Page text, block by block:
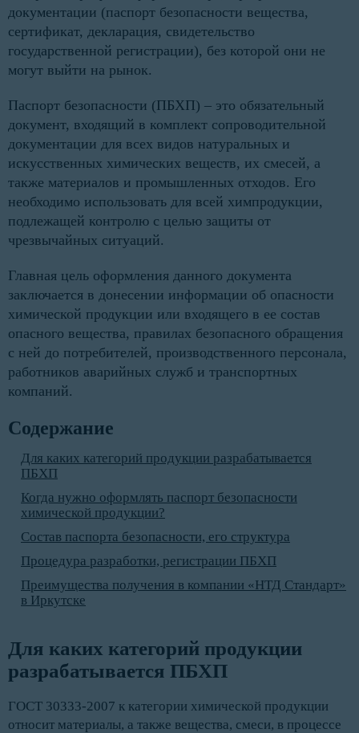
документации (паспорт безопасности вещества,
сертификат, декларация, свидетельство
государственной регистрации), без которой они не
могут выйти на рынок.
Паспорт безопасности (ПБХП) – это обязательный
документ, входящий в комплект сопроводительной
документации для всех видов натуральных и
искусственных химических веществ, их смесей, а
также материалов и промышленных отходов. Его
необходимо использовать для всей химпродукции,
подлежащей контролю с целью защиты от
чрезвычайных ситуаций.
Главная цель оформления данного документа
заключается в донесении информации об опасности
химической продукции или входящего в ее состав
опасного вещества, правилах безопасного обращения
с ней до потребителей, производственного персонала,
работников аварийных служб и транспортных
компаний.
Содержание
Для каких категорий продукции разрабатывается
ПБХП
Когда нужно оформлять паспорт безопасности
химической продукции?
Состав паспорта безопасности, его структура
Процедура разработки, регистрации ПБХП
Преимущества получения в компании «НТД Стандарт»
в Иркутске
Для каких категорий продукции
разрабатывается ПБХП
ГОСТ 30333-2007 к категории химической продукции
относит материалы, а также вещества, смеси, в процессе